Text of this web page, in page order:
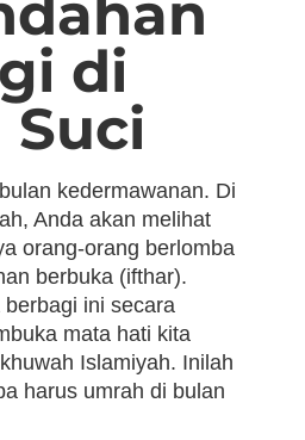
di
Suci
kedermawanan. Di
Anda akan melihat
orang-orang berlomba
berbuka (ifthar).
ini secara
mata hati kita
Islamiyah. Inilah
harus umrah di bulan